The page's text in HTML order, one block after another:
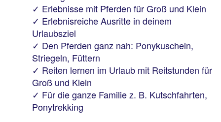
Erlebnisse mit Pferden für Groß und Klein
Erlebnisreiche Ausritte in deinem
Urlaubsziel
Den Pferden ganz nah: Ponykuscheln,
Striegeln, Füttern
Reiten lernen im Urlaub mit Reitstunden für
Groß und Klein
Für die ganze Familie z. B. Kutschfahrten,
Ponytrekking